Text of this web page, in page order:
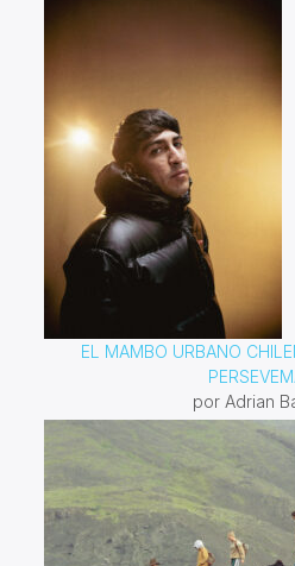
EL MAMBO URBANO
por Adrian